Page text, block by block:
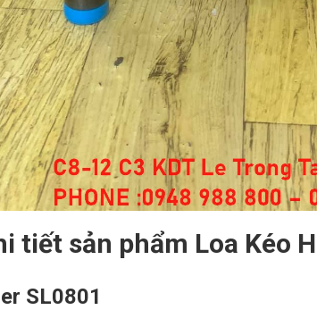
tiết sản phẩm Loa Kéo
SL0801